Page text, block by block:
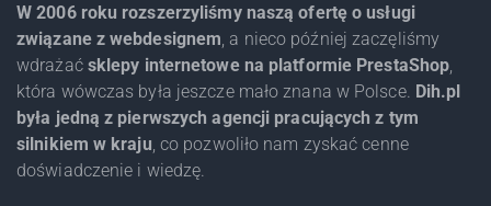
W 2006 roku rozszerzyliśmy naszą ofertę o usługi
związane z webdesignem, a nieco później zaczęliśmy
wdrażać sklepy internetowe na platformie PrestaShop,
która wówczas była jeszcze mało znana w Polsce. Dih.pl
była jedną z pierwszych agencji pracujących z tym
silnikiem w kraju, co pozwoliło nam zyskać cenne
doświadczenie i wiedzę.